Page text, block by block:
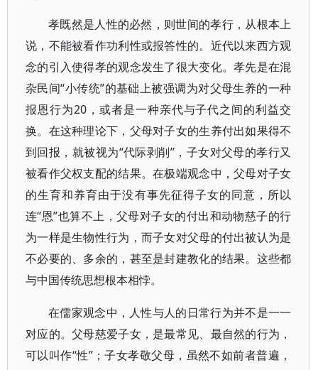
孝既然是人性的必然，则世间的孝行，从根本上
说，不能被看作功利性或报答性的。近代以来西方观
念的引入使得孝的观念发生了很大变化。孝先是在混
杂民间“小传统”的基础上被强调为对父母生养的一种
报恩行为20，或者是一种亲代与子代之间的利益交
换。在这种理论下，父母对子女的生养付出如果得不
到回报，就被视为“代际剥削”，子女对父母的孝行又
被看作父权支配的结果。在极端观念中，父母对子女
的生育和养育由于没有事先征得子女的同意，所以
连“恩”也算不上，父母对子女的付出和动物慈子的行
为一样是生物性行为，而子女对父母的付出被认为是
不必要的、多余的，甚至是封建教化的结果。这些都
与中国传统思想根本相悖。
在儒家观念中，人性与人的日常行为并不是一一
对应的。父母慈爱子女，是最常见、最自然的行为，
可以叫作“性”；子女孝敬父母，虽然不如前者普遍，